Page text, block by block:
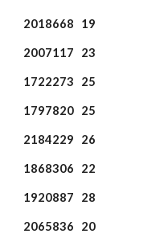
2018668 19
2007117 23
1722273 25
1797820 25
2184229 26
1868306 22
1920887 28
2065836 20